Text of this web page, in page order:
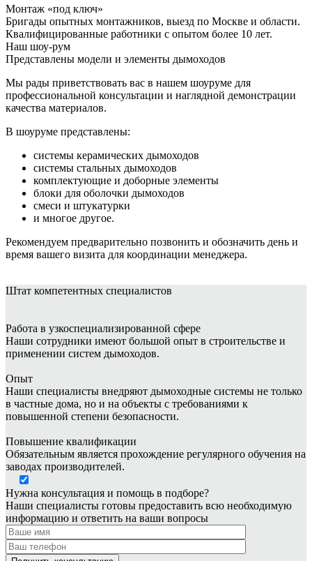
Монтаж «под ключ»
Бригады опытных монтажников, выезд по Москве и области.
Квалифицированные работники с опытом более 10 лет.
Наш шоу-рум
Представлены модели и элементы дымоходов
Мы рады приветствовать вас в нашем шоуруме для
профессиональной консультации и наглядной демонстрации
качества материалов.
В шоуруме представлены:
системы керамических дымоходов
системы стальных дымоходов
комплектующие и доборные элементы
блоки для оболочки дымоходов
смеси и штукатурки
и многое другое.
Рекомендуем предварительно позвонить и обозначить день и
время вашего визита для координации менеджера.
Штат компетентных специалистов
Работа в узкоспециализированной сфере
Наши сотрудники имеют большой опыт в строительстве и
применении систем дымоходов.
Опыт
Наши специалисты внедряют дымоходные системы не только
в частные дома, но и на объекты с требованиями к
повышенной степени безопасности.
Повышение квалификации
Обязательным является прохождение регулярного обучения на
заводах производителей.
Нужна консультация и помощь в подборе?
Наши специалисты готовы предоставить всю необходимую
информацию и ответить на ваши вопросы